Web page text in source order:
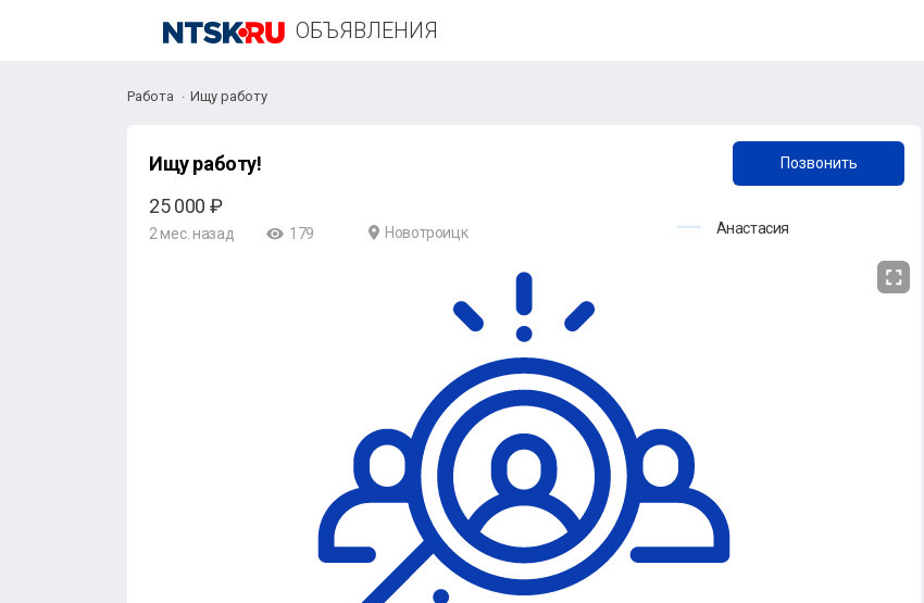
ОБЪЯВЛЕНИЯ
+7 (905) 840-66-26
Работа Ищу работу
Ищу работу! Позвонить
25 000 ₽
2 мес. назад 179 Новотроицк Анастасия